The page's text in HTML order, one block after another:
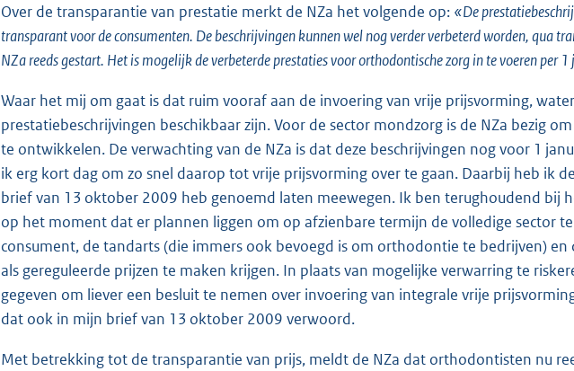
Over de transparantie van prestatie merkt de NZa het volgende op: «De
transparant voor de consumenten. De beschrijvingen kunnen wel nog verder verbeterd worden, qua
NZa reeds gestart. Het is mogelijk de verbeterde prestaties voor orthodontische zorg in te voeren per
Waar het mij om gaat is dat ruim vooraf aan de invoering van vrije prijsvorming,
prestatiebeschrijvingen beschikbaar zijn. Voor de sector mondzorg is de NZa bezig
te ontwikkelen. De verwachting van de NZa is dat deze beschrijvingen nog voor 1
ik erg kort dag om zo snel daarop tot vrije prijsvorming over te gaan. Daarbij heb ik
brief van 13 oktober 2009 heb genoemd laten meewegen. Ik ben terughoudend bij
op het moment dat er plannen liggen om op afzienbare termijn de volledige sector
consument, de tandarts (die immers ook bevoegd is om orthodontie te bedrijven) en
als gereguleerde prijzen te maken krijgen. In plaats van mogelijke verwarring te
gegeven om liever een besluit te nemen over invoering van integrale vrije
dat ook in mijn brief van 13 oktober 2009 verwoord.
Met betrekking tot de transparantie van prijs, meldt de NZa dat orthodontisten nu